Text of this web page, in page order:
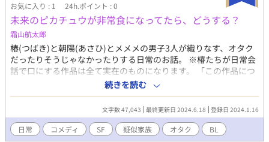
お気に入り : 1 24h.ポイント : 0
未来のピカチュウが非常食になってたら、どうする？
霜山航太郎
椿(つばき)と朝陽(あさひ)とメメメの男子3人が織りなす、オタク
だったりそうじゃなかったりする日常のお話。 ※椿たちが日常会
話で口にする作品は全て実在のものになります。 「この作品につ
いても言及してほしい！」というものがありましたら、コメント
など寄せてもらえると嬉しいです。
続きを読む
文字数 47,043 最終更新日 2024.6.18 登録日 2024.1.16
日常 コメディ SF 疑似家族 オタク BL